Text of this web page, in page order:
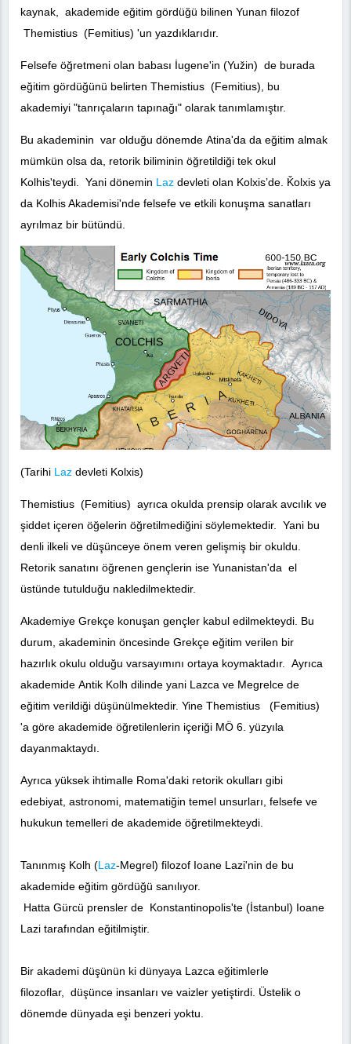
kaynak, akademide eğitim gördüğü bilinen Yunan filozof
Themistius (Femitius) 'un yazdıklarıdır.
Felsefe öğretmeni olan babası İugene'in (Yužin) de burada
eğitim gördüğünü belirten Themistius (Femitius), bu
akademiyi "tanrıçaların tapınağı" olarak tanımlamıştır.
Bu akademinin var olduğu dönemde Atina'da da eğitim almak
mümkün olsa da, retorik biliminin öğretildiği tek okul
Kolhis'teydi. Yani dönemin Laz devleti olan Kolxis’de. Ǩolxis ya
da Kolhis Akademisi'nde felsefe ve etkili konuşma sanatları
ayrılmaz bir bütündü.
(Tarihi Laz devleti Kolxis)
Themistius (Femitius) ayrıca okulda prensip olarak avcılık ve
şiddet içeren öğelerin öğretilmediğini söylemektedir. Yani bu
denli ilkeli ve düşünceye önem veren gelişmiş bir okuldu.
Retorik sanatını öğrenen gençlerin ise Yunanistan'da el
üstünde tutulduğu nakledilmektedir.
Akademiye Grekçe konuşan gençler kabul edilmekteydi. Bu
durum, akademinin öncesinde Grekçe eğitim verilen bir
hazırlık okulu olduğu varsayımını ortaya koymaktadır. Ayrıca
akademide Antik Kolh dilinde yani Lazca ve Megrelce de
eğitim verildiği düşünülmektedir. Yine Themistius (Femitius)
'a göre akademide öğretilenlerin içeriği MÖ 6. yüzyıla
dayanmaktaydı.
Ayrıca yüksek ihtimalle Roma'daki retorik okulları gibi
edebiyat, astronomi, matematiğin temel unsurları, felsefe ve
hukukun temelleri de akademide öğretilmekteydi.
Tanınmış Kolh (Laz-Megrel) filozof Ioane Lazi'nin de bu
akademide eğitim gördüğü sanılıyor.
Hatta Gürcü prensler de Konstantinopolis'te (İstanbul) Ioane
Lazi tarafından eğitilmiştir.
Bir akademi düşünün ki dünyaya Lazca eğitimlerle
filozoflar, düşünce insanları ve vaizler yetiştirdi. Üstelik o
dönemde dünyada eşi benzeri yoktu.